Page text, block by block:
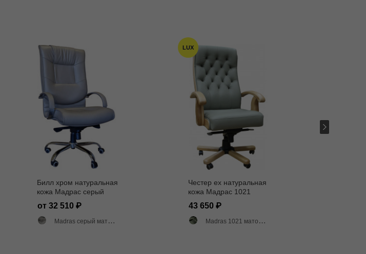
Билл хром натуральная
кожа Мадрас серый
от 32 510
Madras серый матовый
LUX
Честер ех натуральная
кожа Мадрас 1021
43 650
Madras 1021 матовый